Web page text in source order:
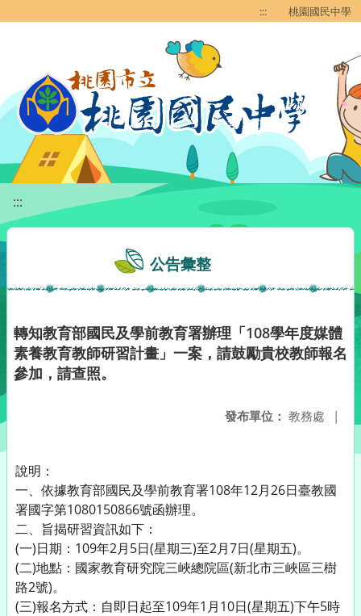
::: 桃園國民中學
:::
公告彙整
轉知教育部國民及學前教育署辦理「108學年度媒體
素養教育教師研習計畫」一案，請鼓勵貴校教師報名
參加，請查照。
發布單位： 教務處 |
說明：
一、依據教育部國民及學前教育署108年12月26日臺教國
署國字第1080150866號函辦理。
二、旨揭研習資訊如下：
(一)日期：109年2月5日(星期三)至2月7日(星期五)。
(二)地點：國家教育研究院三峽總院區(新北市三峽區三樹
路2號)。
(三)報名方式：自即日起至109年1月10日(星期五)下午5時